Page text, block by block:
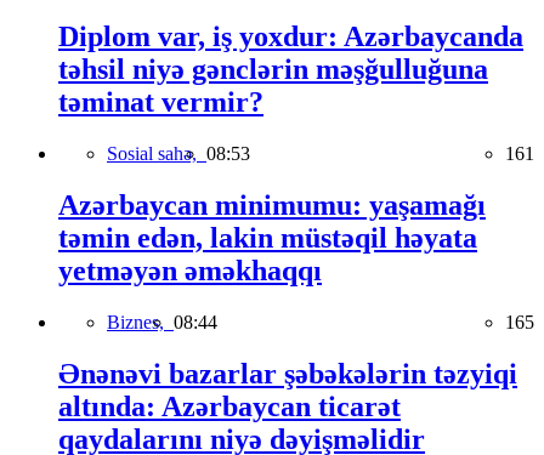
Diplom var, iş yoxdur: Azərbaycanda
təhsil niyə gənclərin məşğulluğuna
təminat vermir?
Sosial sahə, 08:53 161
Azərbaycan minimumu: yaşamağı
təmin edən, lakin müstəqil həyata
yetməyən əməkhaqqı
Biznes, 08:44 165
Ənənəvi bazarlar şəbəkələrin təzyiqi
altında: Azərbaycan ticarət
qaydalarını niyə dəyişməlidir